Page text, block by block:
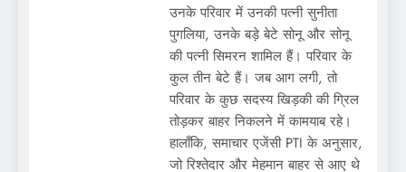
उनके परिवार में उनकी पत्नी सुनीता
पुगलिया, उनके बड़े बेटे सोनू और सोनू
की पत्नी सिमरन शामिल हैं। परिवार के
कुल तीन बेटे हैं। जब आग लगी, तो
परिवार के कुछ सदस्य खिड़की की ग्रिल
तोड़कर बाहर निकलने में कामयाब रहे।
हालाँकि, समाचार एजेंसी PTI के अनुसार,
जो रिश्तेदार और मेहमान बाहर से आए थे